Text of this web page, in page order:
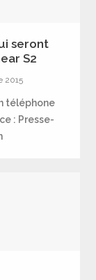
seront
S2
2015
téléphone
: Presse-